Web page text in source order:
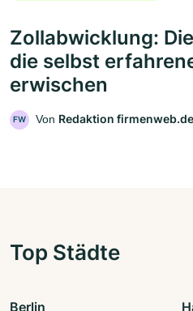
Zollabwicklung:
die selbst
erwischen
FW Von Redaktion firmenweb.de
Top Städte
Berlin